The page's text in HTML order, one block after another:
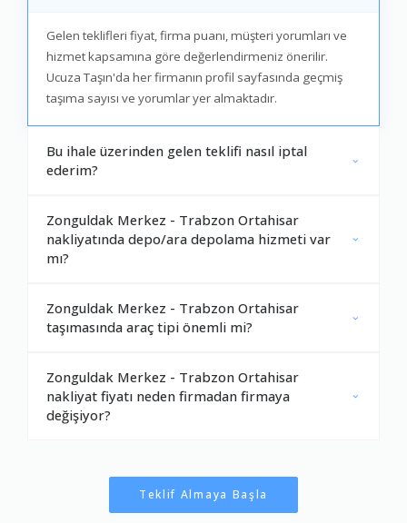
Gelen teklifleri fiyat, firma puanı, müşteri yorumları ve
hizmet kapsamına göre değerlendirmeniz önerilir.
Ucuza Taşın'da her firmanın profil sayfasında geçmiş
taşıma sayısı ve yorumlar yer almaktadır.
Bu ihale üzerinden gelen teklifi nasıl iptal
ederim?
Zonguldak Merkez - Trabzon Ortahisar
nakliyatında depo/ara depolama hizmeti var
mı?
Zonguldak Merkez - Trabzon Ortahisar
taşımasında araç tipi önemli mi?
Zonguldak Merkez - Trabzon Ortahisar
nakliyat fiyatı neden firmadan firmaya
değişiyor?
Teklif Almaya Başla